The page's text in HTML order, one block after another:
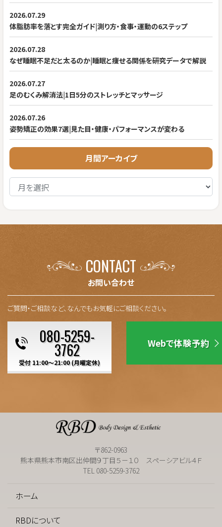
2026.07.29
体脂肪率を落とす完全ガイド|測り方・食事・運動の6ステップ
2026.07.28
なぜ睡眠不足だと太るのか|睡眠と痩せる関係を研究データで解説
2026.07.27
足のむくみ解消法|1日5分のストレッチとマッサージ
2026.07.26
姿勢矯正の効果7選|見た目・健康・パフォーマンスが変わる
月間アーカイブ
CONTACT
お問い合わせ
ご質問・ご相談など、なんでもお気軽にご相談ください。
080-5259-
3762
受付 11:00～21:00 (月曜定休)
Webで体験予約
〒862-0963
熊本県熊本市南区出仲間９丁目５－１０ スペーシアビル４Ｆ
TEL 080-5259-3762
ホーム
RBDについて